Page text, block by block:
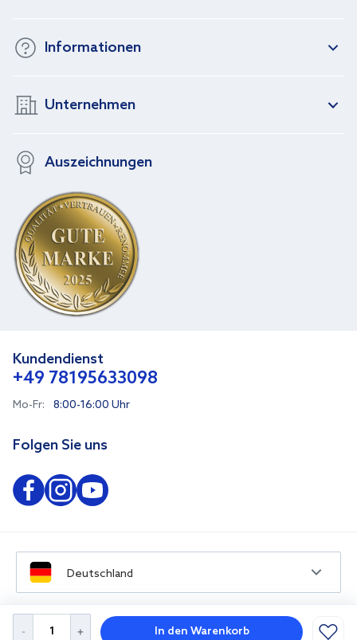
In den Warenkorb
Informationen
Unternehmen
Auszeichnungen
Kundendienst
+49 78195633098
Mo-Fr: 8:00-16:00 Uhr
Folgen Sie uns
Deutschland